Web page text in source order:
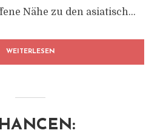
Nähe zu den asiatisch...
WEITERLESEN